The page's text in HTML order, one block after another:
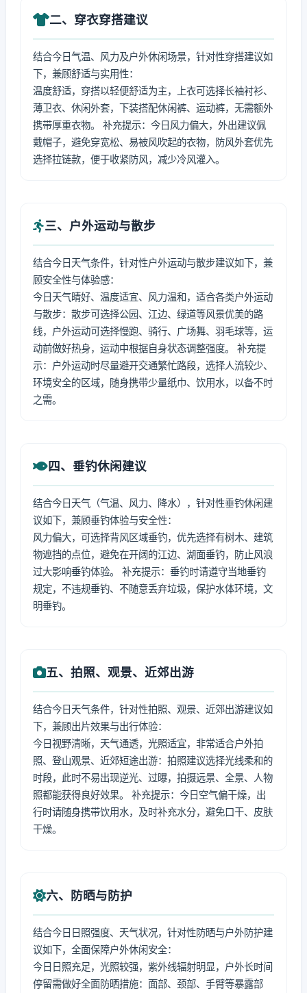
二、穿衣穿搭建议
结合今日气温、风力及户外休闲场景，针对性穿搭建议如
下，兼顾舒适与实用性：
温度舒适，穿搭以轻便舒适为主，上衣可选择长袖衬衫、
薄卫衣、休闲外套，下装搭配休闲裤、运动裤，无需额外
携带厚重衣物。 补充提示：今日风力偏大，外出建议佩
戴帽子，避免穿宽松、易被风吹起的衣物，防风外套优先
选择拉链款，便于收紧防风，减少冷风灌入。
三、户外运动与散步
结合今日天气条件，针对性户外运动与散步建议如下，兼
顾安全性与体验感：
今日天气晴好、温度适宜、风力温和，适合各类户外运动
与散步：散步可选择公园、江边、绿道等风景优美的路
线，户外运动可选择慢跑、骑行、广场舞、羽毛球等，运
动前做好热身，运动中根据自身状态调整强度。 补充提
示：户外运动时尽量避开交通繁忙路段，选择人流较少、
环境安全的区域，随身携带少量纸巾、饮用水，以备不时
之需。
四、垂钓休闲建议
结合今日天气（气温、风力、降水），针对性垂钓休闲建
议如下，兼顾垂钓体验与安全性：
风力偏大，可选择背风区域垂钓，优先选择有树木、建筑
物遮挡的点位，避免在开阔的江边、湖面垂钓，防止风浪
过大影响垂钓体验。 补充提示：垂钓时请遵守当地垂钓
规定，不违规垂钓、不随意丢弃垃圾，保护水体环境，文
明垂钓。
五、拍照、观景、近郊出游
结合今日天气条件，针对性拍照、观景、近郊出游建议如
下，兼顾出片效果与出行体验：
今日视野清晰，天气通透，光照适宜，非常适合户外拍
照、登山观景、近郊短途出游：拍照建议选择光线柔和的
时段，此时不易出现逆光、过曝，拍摄远景、全景、人物
照都能获得良好效果。 补充提示：今日空气偏干燥，出
行时请随身携带饮用水，及时补充水分，避免口干、皮肤
干燥。
六、防晒与防护
结合今日日照强度、天气状况，针对性防晒与户外防护建
议如下，全面保障户外休闲安全：
今日日照充足，光照较强，紫外线辐射明显，户外长时间
停留需做好全面防晒措施：面部、颈部、手臂等暴露部